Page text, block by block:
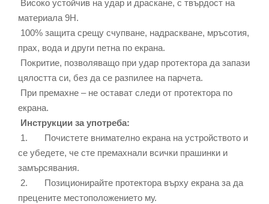
Високо устойчив на удар и драскане, с твърдост на
материала 9Н.
100% защита срещу счупване, надраскване, мръсотия,
прах, вода и други петна по екрана.
Покритие, позволяващо при удар протектора да запази
цялостта си, без да се разпилее на парчета.
При премахне – не остават следи от протектора по
екрана.
Инструкции за употреба:
1. Почистете внимателно екрана на устройството и
се убедете, че сте премахнали всички прашинки и
замърсявания.
2. Позиционирайте протектора върху екрана за да
прецените местоположението му.